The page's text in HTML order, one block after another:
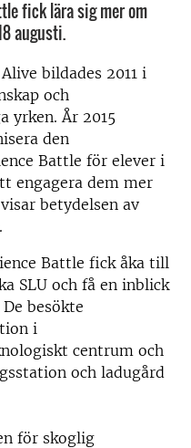
fick lära sig mer om
augusti.
bildades 2011 i
och
yrken. År 2015
den
Battle för elever i
engagera dem mer
betydelsen av
Battle fick åka till
SLU och få en inblick
besökte
i
centrum och
och ladugård
för skoglig